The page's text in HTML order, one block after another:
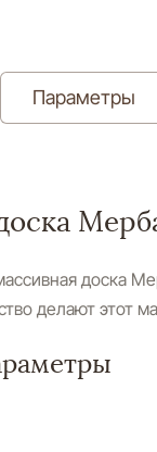
Параметры
доска
делают этот